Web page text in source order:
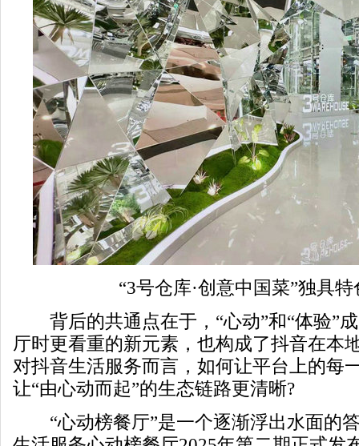
“3号仓库·创意中国菜”独具特
背后的共通点在于，“心动”和“体验”
厅时更看重的新元素，也构成了抖音在本
对抖音生活服务而言，如何让平台上的每
让“由心动而起”的生态链路更清晰?
“心动榜餐厅”是一个逐渐浮出水面的